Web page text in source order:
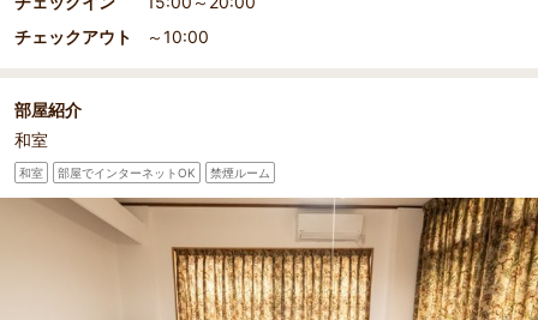
チェックアウト
～10:00
部屋紹介
和室
和室 部屋でインターネットOK 禁煙ルーム